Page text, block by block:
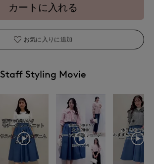
カートに入れる
お気に入りに追加
Staff Styling Movie